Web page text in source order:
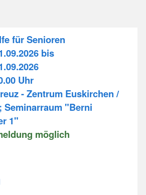
für Senioren
bis
Uhr
- Zentrum Euskirchen /
Seminarraum "Berni
1"
möglich